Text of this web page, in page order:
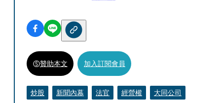
贊助本文 加入訂閱會員
炒股 新聞內幕 法官 經營權
大同公司